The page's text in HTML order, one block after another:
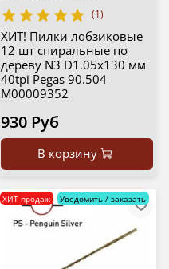
(1)
ХИТ! Пилки лобзиковые
12 шт спиральные по
дереву N3 D1.05х130 мм
40tpi Pegas 90.504
М00009352
930 Руб
В корзину
ХИТ продаж Уведомить / заказать